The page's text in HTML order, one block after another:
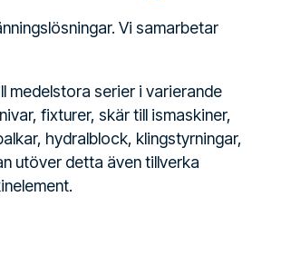
Vi samarbetar
medelstora serier i varierande
fixturer, skär till ismaskiner,
hydralblock, klingstyrningar,
utöver detta även tillverka